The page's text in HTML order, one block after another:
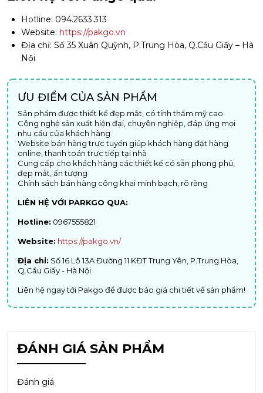
Hotline: 094.2633.313
Website: https://pakgo.vn
Địa chỉ: Số 35 Xuân Quỳnh, P.Trung Hòa, Q.Cầu Giấy – Hà
Nội
ƯU ĐIỂM CỦA SẢN PHẨM
Sản phẩm được thiết kế đẹp mắt, có tính thẩm mỹ cao
Công nghệ sản xuất hiện đại, chuyên nghiệp, đáp ứng mọi
nhu cầu của khách hàng
Website bán hàng trực tuyến giúp khách hàng đặt hàng
online, thanh toán trực tiếp tại nhà
Cung cấp cho khách hàng các thiết kế có sẵn phong phú,
đẹp mắt, ấn tượng
Chính sách bán hàng công khai minh bạch, rõ ràng
LIÊN HỆ VỚI PARKGO QUA:
Hotline: 0967555821
Website: https://pakgo.vn/
Địa chỉ: Số 16 Lô 13A Đường 11 KĐT Trung Yên, P.Trung Hòa,
Q.Cầu Giấy - Hà Nội
Liên hệ ngay tới Pakgo để được báo giá chi tiết về sản phẩm!
ĐÁNH GIÁ SẢN PHẨM
Đánh giá